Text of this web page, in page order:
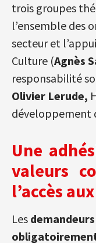
trois groupes
l’ensemble des
secteur et
Culture (Agnès
responsabilité
Olivier Lerude,
développement
Une
valeurs
l’accès
Les